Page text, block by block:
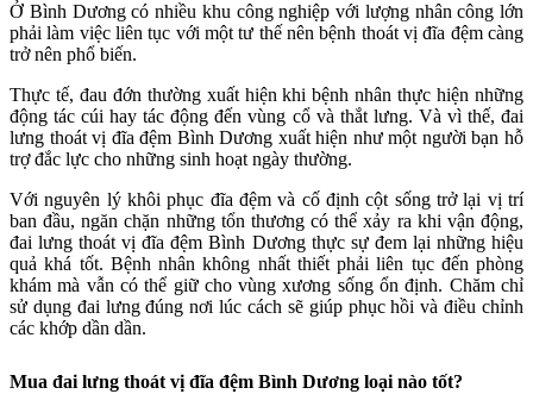
Ở Bình Dương có nhiều khu công nghiệp với lượng nhân công lớn
phải làm việc liên tục với một tư thế nên bệnh thoát vị đĩa đệm càng
trở nên phổ biến.
Thực tế, đau đớn thường xuất hiện khi bệnh nhân thực hiện những
động tác cúi hay tác động đến vùng cổ và thắt lưng. Và vì thế, đai
lưng thoát vị đĩa đệm Bình Dương xuất hiện như một người bạn hỗ
trợ đắc lực cho những sinh hoạt ngày thường.
Với nguyên lý khôi phục đĩa đệm và cố định cột sống trở lại vị trí
ban đầu, ngăn chặn những tổn thương có thể xảy ra khi vận động,
đai lưng thoát vị đĩa đệm Bình Dương thực sự đem lại những hiệu
quả khá tốt. Bệnh nhân không nhất thiết phải liên tục đến phòng
khám mà vẫn có thể giữ cho vùng xương sống ổn định. Chăm chỉ
sử dụng đai lưng đúng nơi lúc cách sẽ giúp phục hồi và điều chỉnh
các khớp dần dần.
Mua đai lưng thoát vị đĩa đệm Bình Dương loại nào tốt?